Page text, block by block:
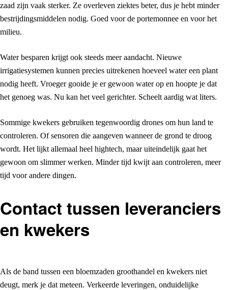
zaad zijn vaak sterker. Ze overleven ziektes beter, dus je hebt minder
bestrijdingsmiddelen nodig. Goed voor de portemonnee en voor het
milieu.
Water besparen krijgt ook steeds meer aandacht. Nieuwe
irrigatiesystemen kunnen precies uitrekenen hoeveel water een plant
nodig heeft. Vroeger gooide je er gewoon water op en hoopte je dat
het genoeg was. Nu kan het veel gerichter. Scheelt aardig wat liters.
Sommige kwekers gebruiken tegenwoordig drones om hun land te
controleren. Of sensoren die aangeven wanneer de grond te droog
wordt. Het lijkt allemaal heel hightech, maar uiteindelijk gaat het
gewoon om slimmer werken. Minder tijd kwijt aan controleren, meer
tijd voor andere dingen.
Contact tussen leveranciers
en kwekers
Als de band tussen een bloemzaden groothandel en kwekers niet
deugt, merk je dat meteen. Verkeerde leveringen, onduidelijke